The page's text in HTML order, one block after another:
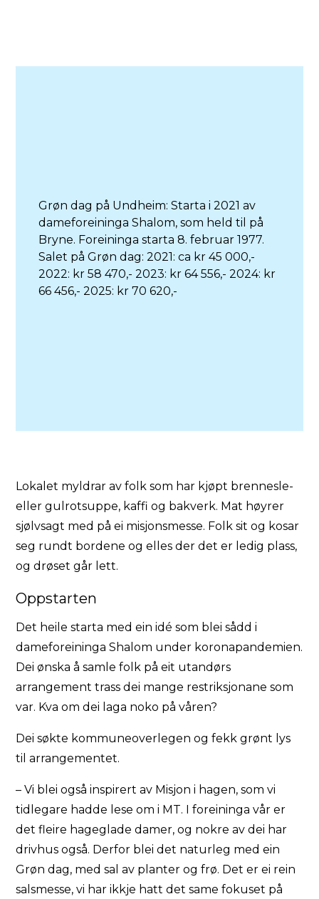
Grøn dag på Undheim: Starta i 2021 av
dameforeininga Shalom, som held til på
Bryne. Foreininga starta 8. februar 1977.
Salet på Grøn dag: 2021: ca kr 45 000,-
2022: kr 58 470,- 2023: kr 64 556,- 2024: kr
66 456,- 2025: kr 70 620,-
Lokalet myldrar av folk som har kjøpt brennesle-
eller gulrotsuppe, kaffi og bakverk. Mat høyrer
sjølvsagt med på ei misjonsmesse. Folk sit og kosar
seg rundt bordene og elles der det er ledig plass,
og drøset går lett.
Oppstarten
Det heile starta med ein idé som blei sådd i
dameforeininga Shalom under koronapandemien.
Dei ønska å samle folk på eit utandørs
arrangement trass dei mange restriksjonane som
var. Kva om dei laga noko på våren?
Dei søkte kommuneoverlegen og fekk grønt lys
til arrangementet.
– Vi blei også inspirert av Misjon i hagen, som vi
tidlegare hadde lese om i MT. I foreininga vår er
det fleire hageglade damer, og nokre av dei har
drivhus også. Derfor blei det naturleg med ein
Grøn dag, med sal av planter og frø. Det er ei rein
salsmesse, vi har ikkje hatt det same fokuset på